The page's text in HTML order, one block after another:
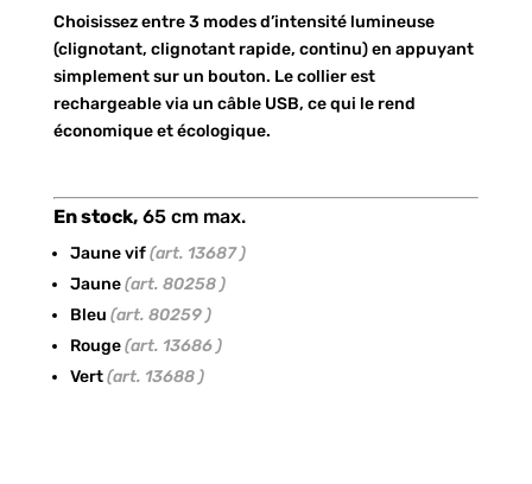
Choisissez entre 3 modes d’intensité lumineuse
(clignotant, clignotant rapide, continu) en appuyant
simplement sur un bouton. Le collier est
rechargeable via un câble USB, ce qui le rend
économique et écologique.
En stock,65 cm max.
Jaune vif(art. 13687 )
Jaune(art. 80258 )
Bleu (art. 80259 )
Rouge(art. 13686 )
Vert(art. 13688 )